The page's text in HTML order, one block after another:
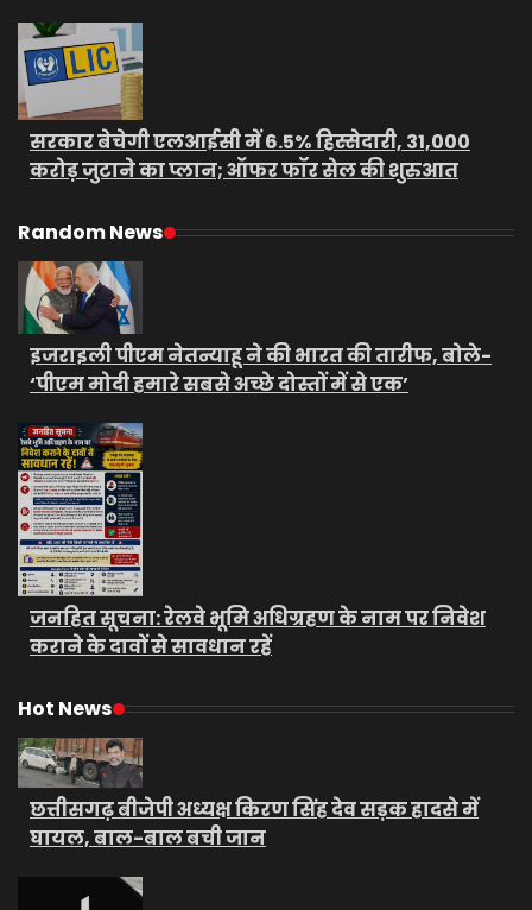
सरकार बेचेगी एलआईसी में 6.5% हिस्सेदारी, 31,000
करोड़ जुटाने का प्लान; ऑफर फॉर सेल की शुरुआत
Random News
इजराइली पीएम नेतन्याहू ने की भारत की तारीफ, बोले-
‘पीएम मोदी हमारे सबसे अच्छे दोस्तों में से एक’
जनहित सूचना: रेलवे भूमि अधिग्रहण के नाम पर निवेश
कराने के दावों से सावधान रहें
Hot News
छत्तीसगढ़ बीजेपी अध्यक्ष किरण सिंह देव सड़क हादसे में
घायल, बाल-बाल बची जान